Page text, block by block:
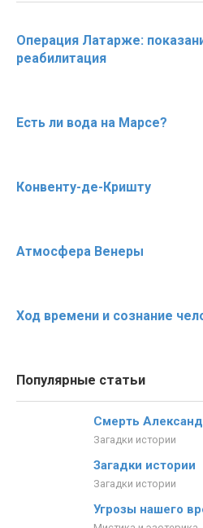
Операция Латарже:
реабилитация
Есть ли вода на Марсе?
Конвенту-де-Кришту
Атмосфера Венеры
Ход времени и сознание
Популярные статьи
Смерть
Загадки истории
Загадки истории
Загадки истории
Угрозы нашего